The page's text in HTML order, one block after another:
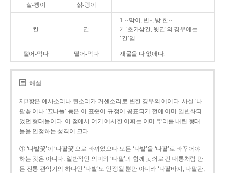
살-쾡이 삵-괭이
칸 간
1. ~막이, 빈~, 방 한 ~.
2. ‘초가삼간, 윗간’의 경우에는
‘간’임.
털어-먹다 떨어-먹다 재물을 다 없애다.
해설
제3항은 예사소리나 된소리가 거센소리로 변한 경우의 예이다. 사실 ‘나
팔꽃’이나 ‘끄나풀’ 등은 이 표준어 규정이 공표되기 전에 이미 일반화되
었던 형태들이다. 이 점에서 여기 예시한 어휘는 이미 뿌리를 내린 형태
들을 인정하는 성격이 크다.
① ‘나발꽃’이 ‘나팔꽃’으로 바뀌었으나 모든 ‘나발’을 ‘나팔’로 바꾸어야
하는 것은 아니다. 일반적인 의미의 ‘나팔’과 함께 놋쇠로 긴 대롱처럼 만
든 전통 관악기의 하나인 ‘나발’도 인정될 뿐만 아니라 ‘나팔바지, 나팔관,